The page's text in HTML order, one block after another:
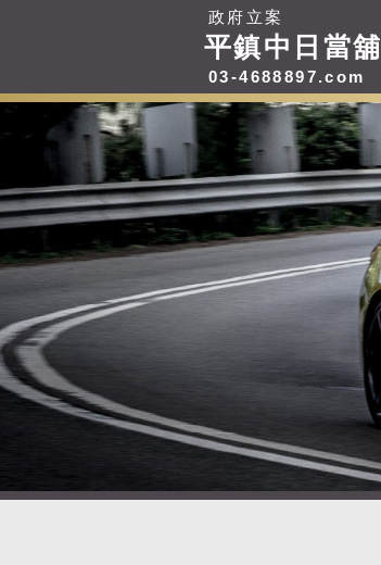
政府立案
平鎮中日當舖
03-4688897.com